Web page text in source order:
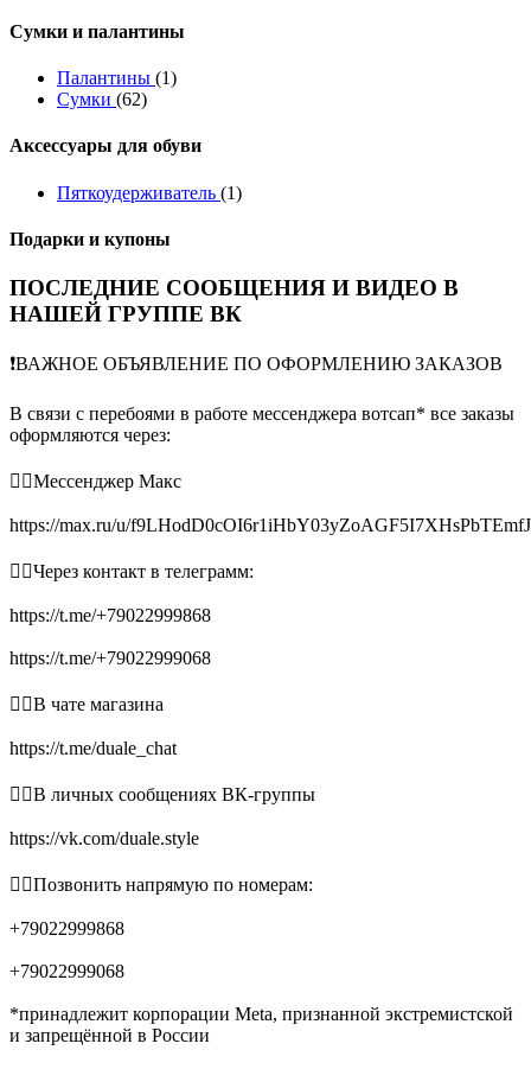
Сумки и палантины
Палантины (1)
Сумки (62)
Аксессуары для обуви
Пяткоудерживатель (1)
Подарки и купоны
ПОСЛЕДНИЕ СООБЩЕНИЯ И ВИДЕО В
НАШЕЙ ГРУППЕ ВК
❗️ВАЖНОЕ ОБЪЯВЛЕНИЕ ПО ОФОРМЛЕНИЮ ЗАКАЗОВ
В связи с перебоями в работе мессенджера вотсап* все заказы
оформляются через:
👉🏻Мессенджер Макс
https://max.ru/u/
👉🏻Через контакт в телеграмм:
https://t.me/+79022999868
https://t.me/+79022999068
👉🏻В чате магазина
https://t.me/duale_chat
👉🏻В личных сообщениях ВК-группы
https://vk.com/duale.style
👉🏻Позвонить напрямую по номерам:
+79022999868
+79022999068
*принадлежит корпорации Meta, признанной экстремистской
и запрещённой в России